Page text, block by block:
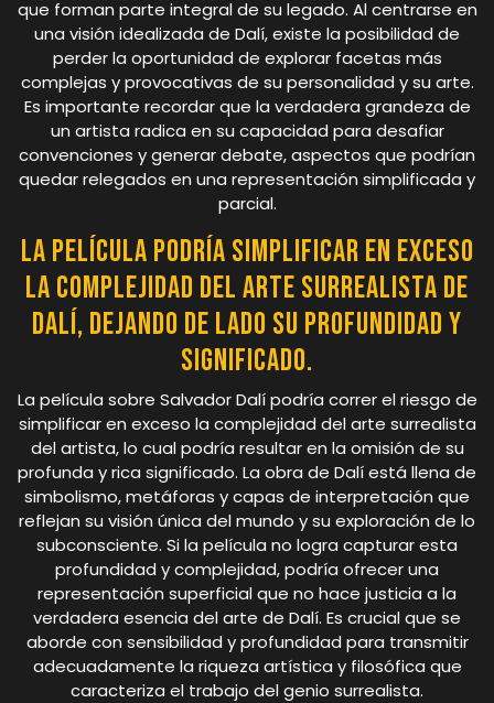
que forman parte integral de su legado. Al centrarse en
una visión idealizada de Dalí, existe la posibilidad de
perder la oportunidad de explorar facetas más
complejas y provocativas de su personalidad y su arte.
Es importante recordar que la verdadera grandeza de
un artista radica en su capacidad para desafiar
convenciones y generar debate, aspectos que podrían
quedar relegados en una representación simplificada y
parcial.
La película podría simplificar en exceso
la complejidad del arte surrealista de
Dalí, dejando de lado su profundidad y
significado.
La película sobre Salvador Dalí podría correr el riesgo de
simplificar en exceso la complejidad del arte surrealista
del artista, lo cual podría resultar en la omisión de su
profunda y rica significado. La obra de Dalí está llena de
simbolismo, metáforas y capas de interpretación que
reflejan su visión única del mundo y su exploración de lo
subconsciente. Si la película no logra capturar esta
profundidad y complejidad, podría ofrecer una
representación superficial que no hace justicia a la
verdadera esencia del arte de Dalí. Es crucial que se
aborde con sensibilidad y profundidad para transmitir
adecuadamente la riqueza artística y filosófica que
caracteriza el trabajo del genio surrealista.